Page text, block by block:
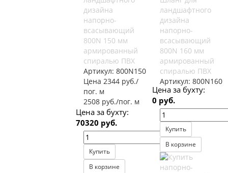
дизайна
напорно-
всасывающий
800N 150 мм
армированный
спиралью ПВХ
Артикул:800N150
Цена 2344 руб./
пог. м
2508 руб./пог. м
Цена за бухту:
70320 руб.
Купить
В корзине
ландшафтного
дизайна
напорно-
всасывающий
800N 160 мм
армированный
спиралью ПВХ
Артикул: 800N160
Цена за бухту:
0 руб.
Купить
В корзине